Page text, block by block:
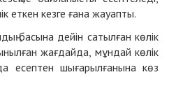
еткен кезге ғана жауапты.
басына дейін сатылған көлік
жағдайда, мұндай көлік
есептен шығарылғанына көз